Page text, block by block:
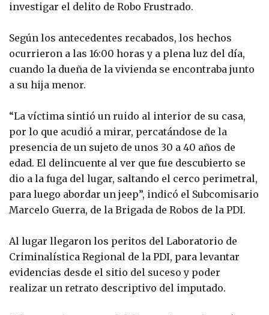
investigar el delito de Robo Frustrado.
Según los antecedentes recabados, los hechos
ocurrieron a las 16:00 horas y a plena luz del día,
cuando la dueña de la vivienda se encontraba junto
a su hija menor.
“La víctima sintió un ruido al interior de su casa,
por lo que acudió a mirar, percatándose de la
presencia de un sujeto de unos 30 a 40 años de
edad. El delincuente al ver que fue descubierto se
dio a la fuga del lugar, saltando el cerco perimetral,
para luego abordar un jeep”, indicó el Subcomisario
Marcelo Guerra, de la Brigada de Robos de la PDI.
Al lugar llegaron los peritos del Laboratorio de
Criminalística Regional de la PDI, para levantar
evidencias desde el sitio del suceso y poder
realizar un retrato descriptivo del imputado.